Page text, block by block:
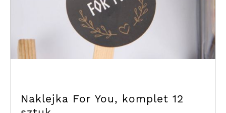
Naklejka For You, komplet 12